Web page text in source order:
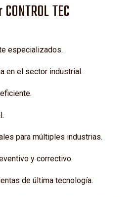
TEC
especializados.
en el sector industrial.
para múltiples industrias.
y correctivo.
de última tecnología.